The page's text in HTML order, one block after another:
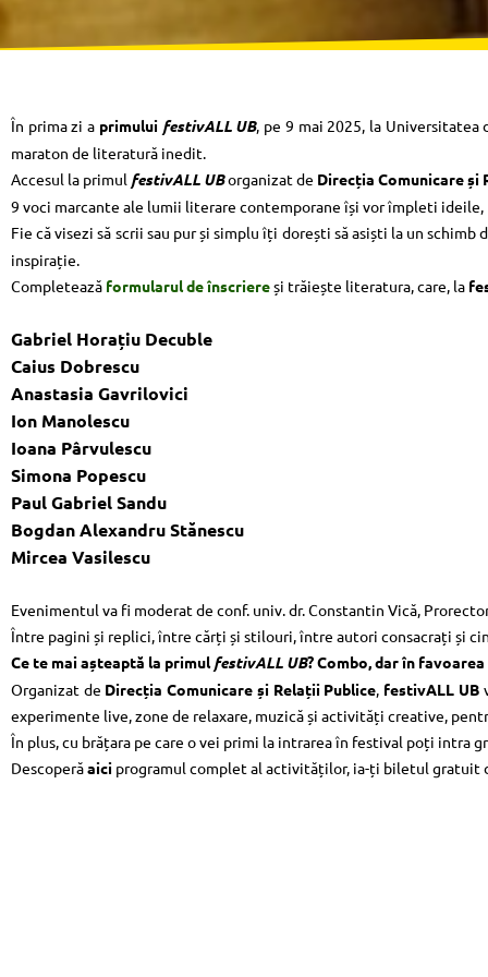
În prima zi a primului festivALL UB, pe 9 mai 2025, la
maraton de literatură inedit.
Accesul la primul festivALL UBorganizat de Direcția Comunicare și
9 voci marcante ale lumii literare contemporane își vor împleti
Fie că visezi să scrii sau pur și simplu îți dorești să asiști la un
inspirație.
Completează formularul de înscriereși trăiește literatura, care, la
Gabriel Horațiu Decuble
Caius Dobrescu
Anastasia Gavrilovici
Ion Manolescu
Ioana Pârvulescu
Simona Popescu
Paul Gabriel Sandu
Bogdan Alexandru Stănescu
Mircea Vasilescu
Evenimentul va fi moderat de conf. univ. dr. Constantin Vică,
Între pagini și replici, între cărți și stilouri, între autori consacrați și
Ce te mai așteaptă la primul festivALL UB?Combo, dar în
Organizat de Direcția Comunicare și Relații Publice festivALL UB
experimente live, zone de relaxare, muzică și activități creative,
În plus, cu brățara pe care o vei primi la intrarea în festival poți intra
Descoperăaici programul complet al activităților, ia-ți biletul gratuit